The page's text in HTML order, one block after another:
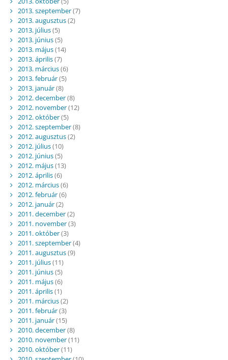
2013. szeptember(7)
2013. augusztus(2)
2013. július(5)
2013. június(5)
2013. május(14)
2013. április(7)
2013. március(6)
2013. február(5)
2013. január(8)
2012. december(8)
2012. november(12)
2012. október(5)
2012. szeptember(8)
2012. augusztus(2)
2012. július(10)
2012. június(5)
2012. május(13)
2012. április(6)
2012. március(6)
2012. február(6)
2012. január(2)
2011. december(2)
2011. november(3)
2011. október(3)
2011. szeptember(4)
2011. augusztus(9)
2011. július(11)
2011. június(5)
2011. május(6)
2011. április(1)
2011. március(2)
2011. február(3)
2011. január(15)
2010. december(8)
2010. november(11)
2010. október(11)